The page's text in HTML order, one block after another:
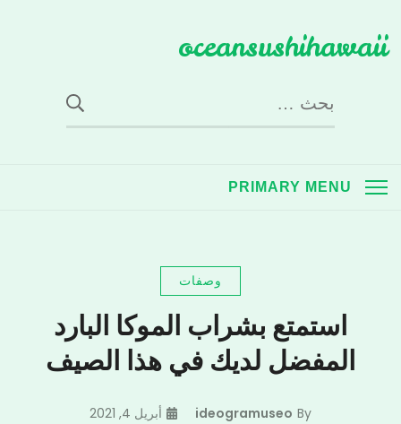
to
oceansushihawaii
البحث
عن:
PRIMARY MENU
وصفات
استمتع بشراب الموكا البارد
المفضل لديك في هذا الصيف
By
ideogramuseo أبريل 4, 2021